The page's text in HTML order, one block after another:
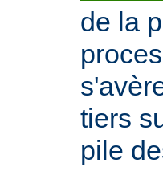
de la
tiers
pile